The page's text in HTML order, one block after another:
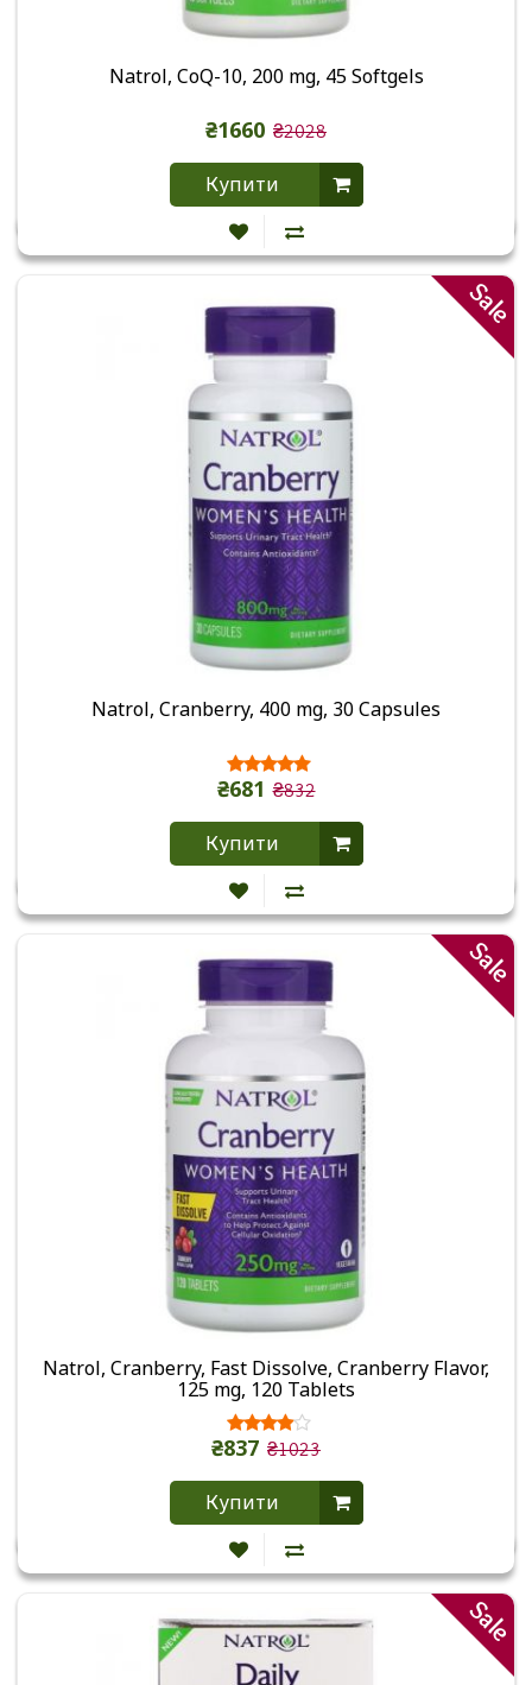
Natrol, CoQ-10, 200 mg, 45 Softgels
₴1660 ₴2028
Купити
Sale
Natrol, Cranberry, 400 mg, 30 Capsules
₴681 ₴832
Купити
Sale
Natrol, Cranberry, Fast Dissolve, Cranberry Flavor,
125 mg, 120 Tablets
₴837 ₴1023
Купити
Sale